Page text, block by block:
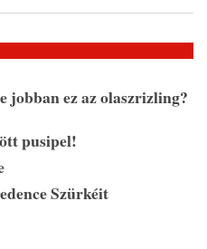
jobban ez az olaszrizling?
pusipel!
Szürkéit